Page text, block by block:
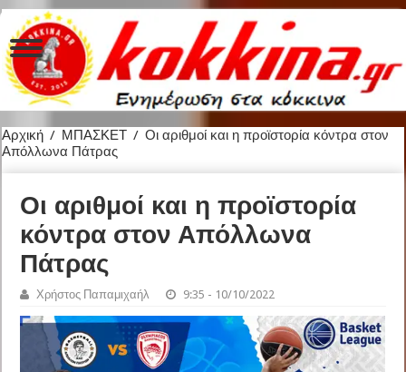
Αρχική / ΜΠΑΣΚΕΤ / Οι αριθμοί και η προϊστορία κόντρα στον
Απόλλωνα Πάτρας
Οι αριθμοί και η προϊστορία
κόντρα στον Απόλλωνα
Πάτρας
Χρήστος Παπαμιχαήλ 9:35 - 10/10/2022